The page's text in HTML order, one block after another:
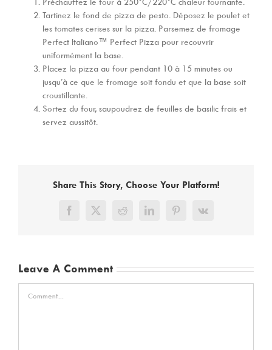
Tartinez le fond de pizza de pesto. Déposez le poulet et
les tomates cerises sur la pizza. Parsemez de fromage
Perfect Italiano™ Perfect Pizza pour recouvrir
uniformément la base.
Placez la pizza au four pendant 10 à 15 minutes ou
jusqu’à ce que le fromage soit fondu et que la base soit
croustillante.
Sortez du four, saupoudrez de feuilles de basilic frais et
servez aussitôt.
Share This Story, Choose Your Platform!
Facebook
X RedditLinkedInPinterest
Vk
Leave A Comment